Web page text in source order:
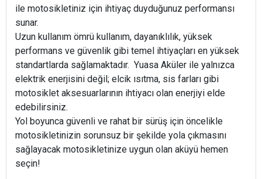
ile motosikletiniz için ihtiyaç duyduğunuz performansı
sunar.
Uzun kullanım ömrü kullanım, dayanıklılık, yüksek
performans ve güvenlik gibi temel ihtiyaçları en yüksek
standartlarda sağlamaktadır. Yuasa Aküler ile yalnızca
elektrik enerjisini değil; elcik ısıtma, sis farları gibi
motosiklet aksesuarlarının ihtiyacı olan enerjiyi elde
edebilirsiniz.
Yol boyunca güvenli ve rahat bir sürüş için öncelikle
motosikletinizin sorunsuz bir şekilde yola çıkmasını
sağlayacak motosikletinize uygun olan aküyü hemen
seçin!